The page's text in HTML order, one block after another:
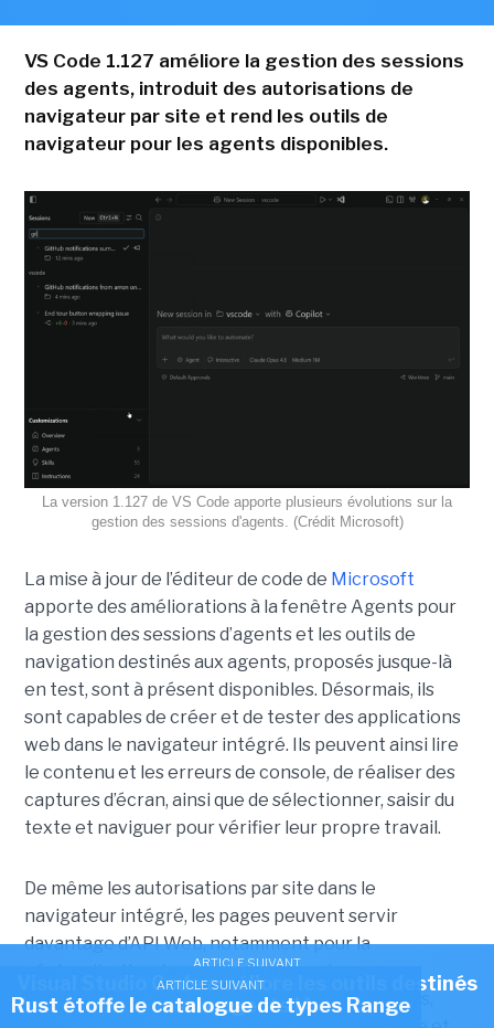
ARTICLE SUIVANT
Visual Studio Code améliore les outils destinés
aux agents IA
VS Code 1.127 améliore la gestion des sessions
des agents, introduit des autorisations de
navigateur par site et rend les outils de
navigateur pour les agents disponibles.
La version 1.127 de VS Code apporte plusieurs évolutions sur la
gestion des sessions d'agents. (Crédit Microsoft)
La mise à jour de l’éditeur de code de Microsoft
apporte des améliorations à la fenêtre Agents pour
la gestion des sessions d’agents et les outils de
navigation destinés aux agents, proposés jusque-là
en test, sont à présent disponibles. Désormais, ils
sont capables de créer et de tester des applications
web dans le navigateur intégré. Ils peuvent ainsi lire
le contenu et les erreurs de console, de réaliser des
captures d’écran, ainsi que de sélectionner, saisir du
texte et naviguer pour vérifier leur propre travail.
De même les autorisations par site dans le
navigateur intégré, les pages peuvent servir
davantage d’API Web, notamment pour la
géolocalisation, la caméra, le microphone,
l’accéléromètre, le gyroscope, le presse-papiers,
ARTICLE SUIVANT
Rust étoffe le catalogue de types Range